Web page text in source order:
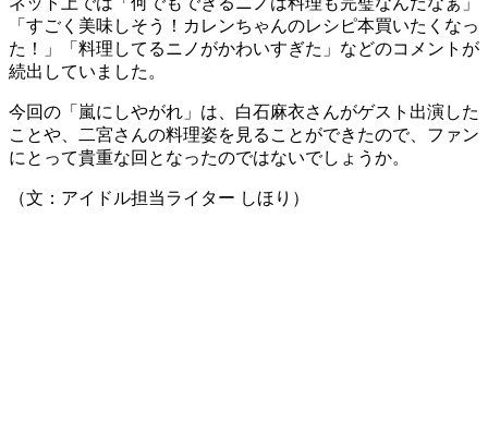
「すごく美味しそう！カレンちゃんのレシピ本買いたくなっ
た！」「料理してるニノがかわいすぎた」などのコメントが
続出していました。
今回の「嵐にしやがれ」は、白石麻衣さんがゲスト出演した
ことや、二宮さんの料理姿を見ることができたので、ファン
にとって貴重な回となったのではないでしょうか。
（文：アイドル担当ライター しほり）